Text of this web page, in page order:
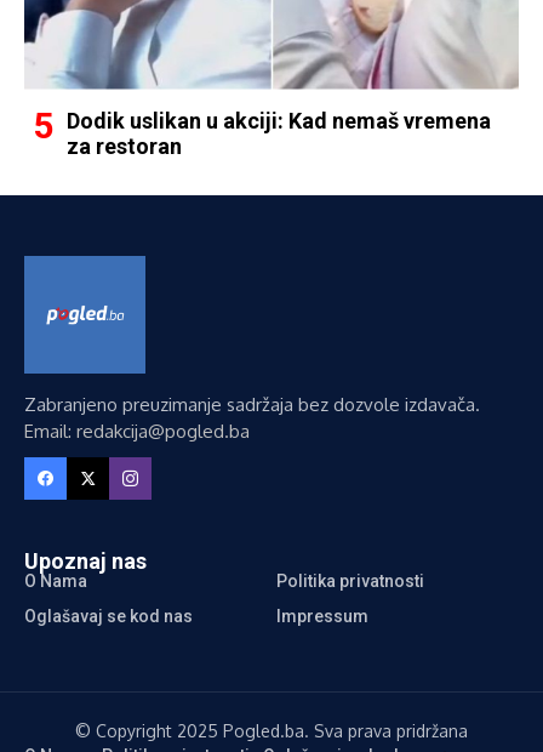
Dodik uslikan u akciji: Kad nemaš vremena
za restoran
Zabranjeno preuzimanje sadržaja bez dozvole izdavača.
Email: redakcija@pogled.ba
Upoznaj nas
O Nama
Politika privatnosti
Oglašavaj se kod nas
Impressum
© Copyright 2025 Pogled.ba. Sva prava pridržana